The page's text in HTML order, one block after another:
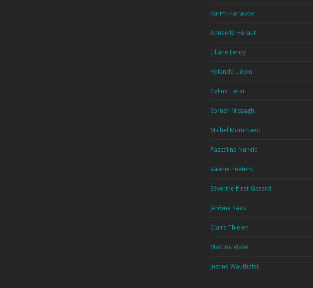
Karim Hanappe
Annaëlle Héraut
Liliane Leroy
Yolande Liébin
Celine Lietar
Sorush Missaghi
Michel Mommaert
Pascaline Nuncic
Valérie Peeters
Séverine Piret-Gerard
Jérôme Raes
Claire Thielen
Martine Visée
Justine Wauthelet